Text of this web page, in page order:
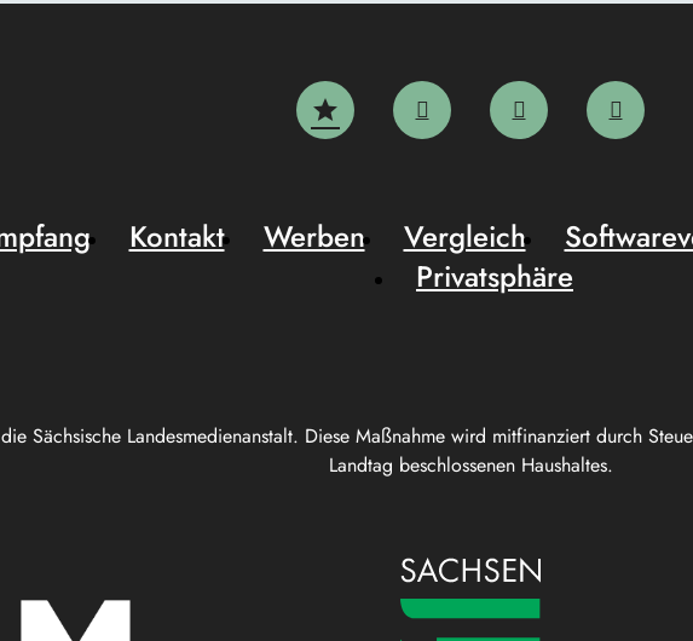
Sächsische Landesmedienanstalt. Diese Maßnahme wird mitfinanziert durch
Landtag beschlossenen Haushaltes.
Kontakt Werben Vergleich
Privatsphäre